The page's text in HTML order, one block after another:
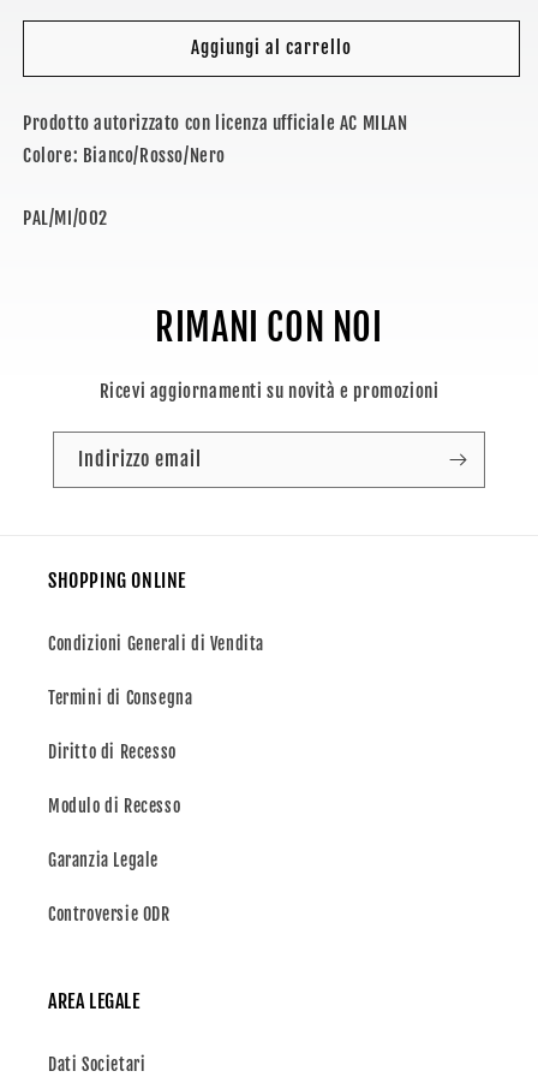
per
-
per
MILAN
-
Aggiungi al carrello
Prodotto autorizzato con licenza ufficiale AC MILAN
Colore: Bianco/Rosso/Nero
SKU:
PAL/MI/002
RIMANI CON NOI
Ricevi aggiornamenti su novità e promozioni
Indirizzo email
SHOPPING ONLINE
Condizioni Generali di Vendita
Termini di Consegna
Diritto di Recesso
Modulo di Recesso
Garanzia Legale
Controversie ODR
AREA LEGALE
Dati Societari